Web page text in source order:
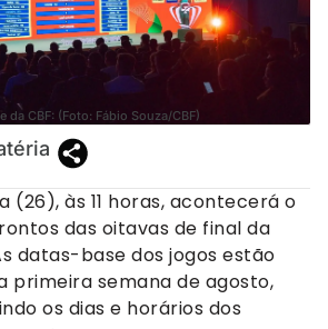
da CBF: (Foto: Fábio Souza/CBF)
às 11 horas, acontecerá o
das oitavas de final da
datas-base dos jogos estão
primeira semana de agosto,
os dias e horários dos